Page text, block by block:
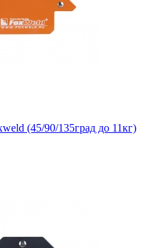
(45/90/135град до 11кг)